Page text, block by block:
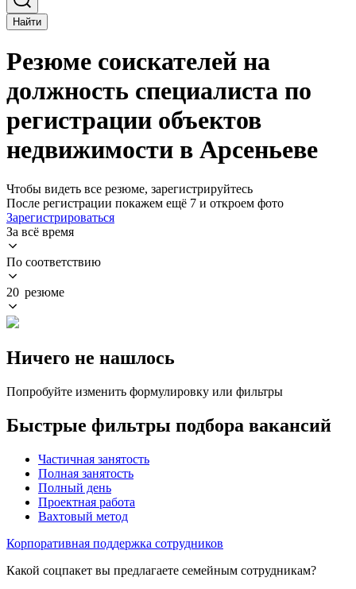
Найти
Резюме соискателей на
должность специалиста по
регистрации объектов
недвижимости в Арсеньеве
Чтобы видеть все резюме, зарегистрируйтесь
После регистрации покажем ещё 7 и откроем фото
Зарегистрироваться
За всё время
По соответствию
20 резюме
Ничего не нашлось
Попробуйте изменить формулировку или фильтры
Быстрые фильтры подбора вакансий
Частичная занятость
Полная занятость
Полный день
Проектная работа
Вахтовый метод
Корпоративная поддержка сотрудников
Какой соцпакет вы предлагаете семейным сотрудникам?